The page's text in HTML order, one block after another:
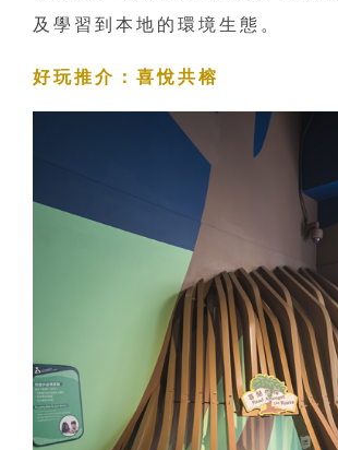
及學習到本地的環境生態。
好玩推介：喜悅共榕